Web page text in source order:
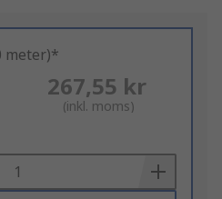
meter)*
267,55 kr
(inkl. moms)